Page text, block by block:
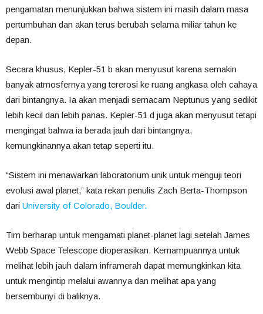
pengamatan menunjukkan bahwa sistem ini masih dalam masa
pertumbuhan dan akan terus berubah selama miliar tahun ke
depan.
Secara khusus, Kepler-51 b akan menyusut karena semakin
banyak atmosfernya yang tererosi ke ruang angkasa oleh cahaya
dari bintangnya. Ia akan menjadi semacam Neptunus yang sedikit
lebih kecil dan lebih panas. Kepler-51 d juga akan menyusut tetapi
mengingat bahwa ia berada jauh dari bintangnya,
kemungkinannya akan tetap seperti itu.
“Sistem ini menawarkan laboratorium unik untuk menguji teori
evolusi awal planet,” kata rekan penulis Zach Berta-Thompson
dari University of Colorado, Boulder.
Tim berharap untuk mengamati planet-planet lagi setelah James
Webb Space Telescope dioperasikan. Kemampuannya untuk
melihat lebih jauh dalam inframerah dapat memungkinkan kita
untuk mengintip melalui awannya dan melihat apa yang
bersembunyi di baliknya.